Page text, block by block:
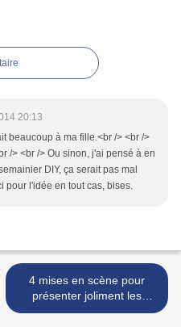
20:13
beaucoup à ma fille.<br /> <br />
/> <br /> Ou sinon, j'ai pensé à en
DIY, ça serait pas mal
pour l'idée en tout cas, bises.
4 mises en scène pour
présenter joliment les
fromages >